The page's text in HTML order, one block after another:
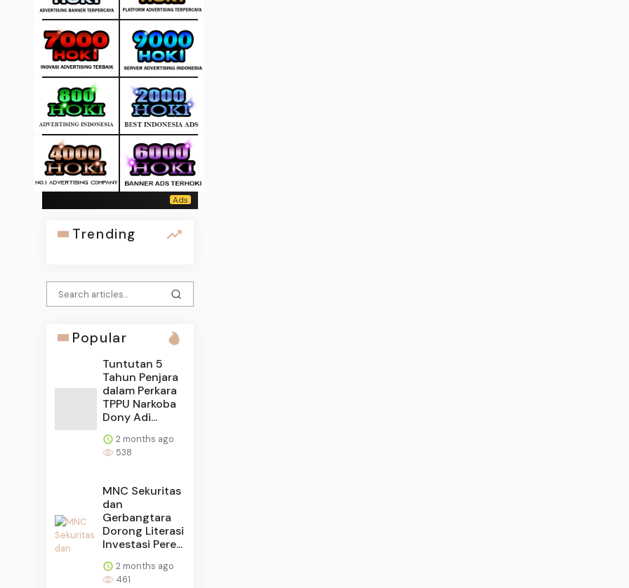
Trending
Popular
Tuntutan 5
Tahun Penjara
dalam Perkara
TPPU Narkoba
Dony Adi...
2 months ago
538
MNC Sekuritas
dan
Gerbangtara
Dorong Literasi
Investasi Pere...
2 months ago
461